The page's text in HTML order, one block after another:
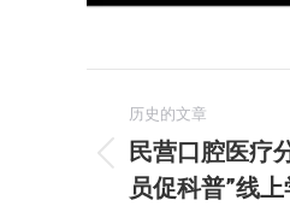
章
历史的文章
历
史
民营口腔医疗
员促科普”线